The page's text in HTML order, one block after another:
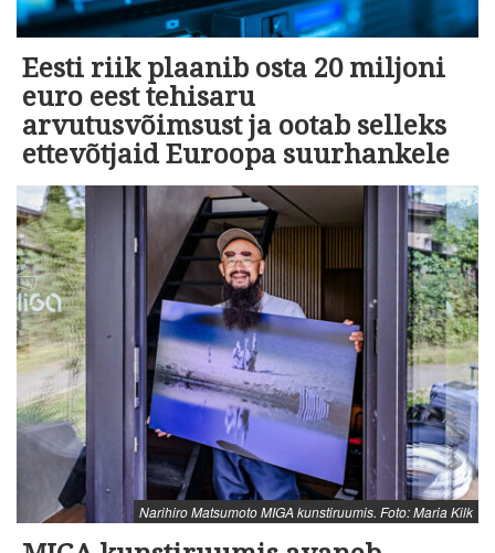
Eesti riik plaanib osta 20 miljoni
euro eest tehisaru
arvutusvõimsust ja ootab selleks
ettevõtjaid Euroopa suurhankele
Narihiro Matsumoto MIGA kunstiruumis. Foto: Maria Kilk